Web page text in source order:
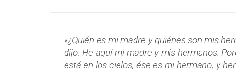
«¿Quién es mi madre y quiénes son mis
dijo: He aquí mi madre y mis hermanos.
está en los cielos, ése es mi hermano, y